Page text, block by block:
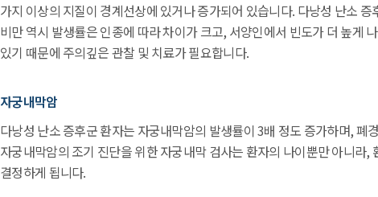
가지 이상의 지질이 경계선상에 있거나 증가되어 있습니다. 다낭성 난소
비만 역시 발생률은 인종에 따라 차이가 크고, 서양인에서 빈도가 더 높게
있기 때문에 주의깊은 관찰 및 치료가 필요합니다.
자궁내막암
다낭성 난소 증후군 환자는 자궁내막암의 발생률이 3배 정도 증가하며, 폐
자궁내막암의 조기 진단을 위한 자궁내막 검사는 환자의 나이뿐만 아니라,
결정하게 됩니다.